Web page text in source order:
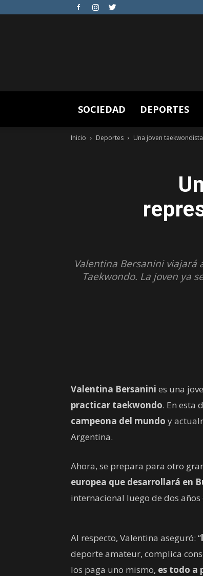
SOCIEDAD DEPORTES
Inicio Deportes Una joven
Valentina Bersanini
Taekwondo. La joven ya
Valentina Bersanini es una
practicar taekwondo. En esta
campeona del mundo y
Argentina.
Ahora, se prepara para otro
europea que desarrollará en
internacional luego de dos
Al respecto, Valentina aseguró: “
deporte amateur, complica
los paga uno mismo, es todo a